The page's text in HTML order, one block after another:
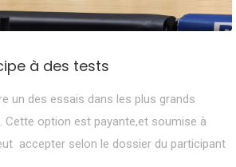
à des tests
un des essais dans les plus grands
option est payante,et soumise à
accepter selon le dossier du participant